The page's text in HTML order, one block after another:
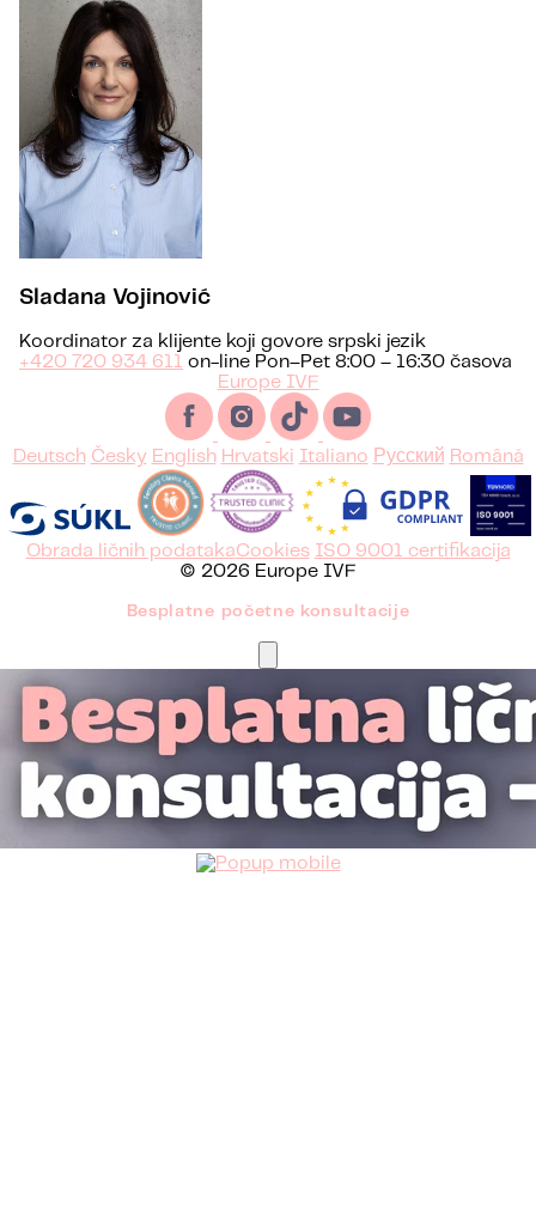
Sladana Vojinović
Koordinator za klijente koji govore srpski jezik
+420 720 934 611 on-line Pon–Pet 8:00 – 16:30 časova
Europe IVF
Deutsch Česky English Hrvatski Italiano Русский Română
Obrada ličnih podatakaCookies ISO 9001 certifikacija
© 2026 Europe IVF
Besplatne početne konsultacije